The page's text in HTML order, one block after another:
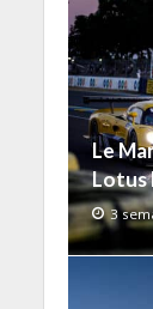
Le
Lotus
3